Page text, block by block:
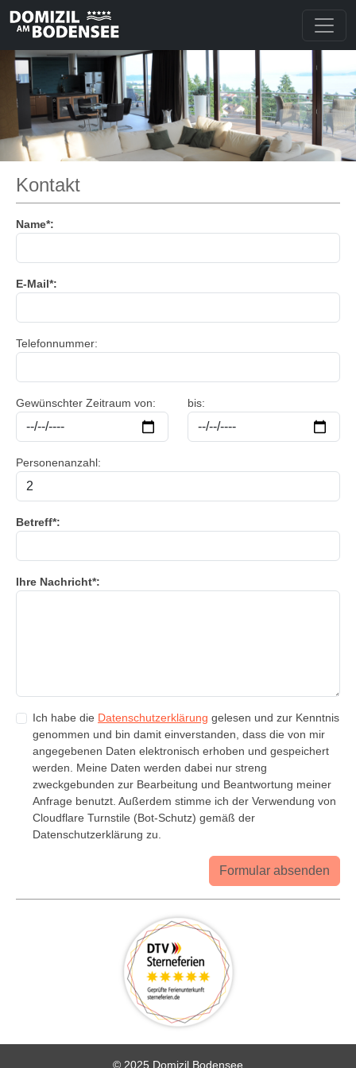
Kontakt
Name*:
E-Mail*:
Telefonnummer:
Gewünschter Zeitraum von: bis:
Personenanzahl:
Betreff*:
Ihre Nachricht*:
Ich habe die Datenschutzerklärung gelesen und zur Kenntnis
genommen und bin damit einverstanden, dass die von mir
angegebenen Daten elektronisch erhoben und gespeichert
werden. Meine Daten werden dabei nur streng
zweckgebunden zur Bearbeitung und Beantwortung meiner
Anfrage benutzt. Außerdem stimme ich der Verwendung von
Cloudflare Turnstile (Bot-Schutz) gemäß der
Datenschutzerklärung zu.
Formular absenden
© 2025 Domizil Bodensee